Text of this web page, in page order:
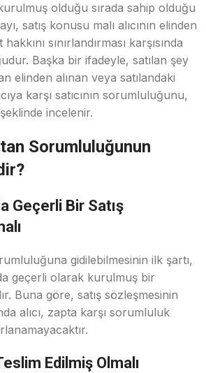
olduğu sırada sahip olduğu
satış konusu malı alıcının elinden
sınırlandırması karşısında
Başka bir ifadeyle, satılan şey
elinden alınan veya satılandaki
karşı satıcının sorumluluğunu,
incelenir.
Sorumluluğunun
Geçerli Bir Satış
gidilebilmesinin ilk şartı,
geçerli olarak kurulmuş bir
Buna göre, satış sözleşmesinin
alıcı, zapta karşı sorumluluk
Edilmiş Olmalı